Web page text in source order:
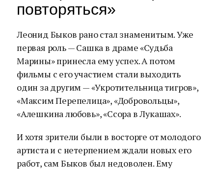
повторяться»
Леонид Быков рано стал знаменитым. Уже
первая роль — Сашка в драме «Судьба
Марины» принесла ему успех. А потом
фильмы с его участием стали выходить
один за другим — «Укротительница тигров»,
«Максим Перепелица», «Добровольцы»,
«Алешкина любовь», «Ссора в Лукашах».
И хотя зрители были в восторге от молодого
артиста и с нетерпением ждали новых его
работ, сам Быков был недоволен. Ему